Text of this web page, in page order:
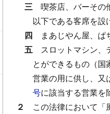
三 喫茶店、バーその
以下である客席を設
四
まあじやん屋、
五 スロットマシン、
とができるもの（
営業の用に供し、又
号に該当する営業を
２ この法律において「